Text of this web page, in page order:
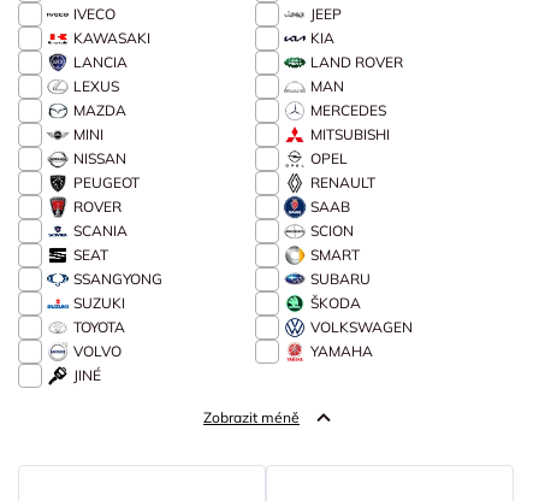
IVECO
JEEP
KAWASAKI
KIA
LANCIA
LAND ROVER
LEXUS
MAN
MAZDA
MERCEDES
MINI
MITSUBISHI
NISSAN
OPEL
PEUGEOT
RENAULT
ROVER
SAAB
SCANIA
SCION
SEAT
SMART
SSANGYONG
SUBARU
SUZUKI
ŠKODA
TOYOTA
VOLKSWAGEN
VOLVO
YAMAHA
JINÉ
Zobrazit méně